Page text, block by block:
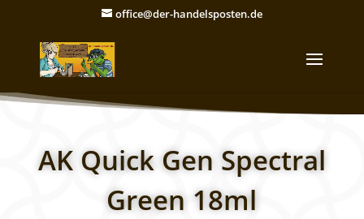
office@der-handelsposten.de
AK Quick Gen Spectral
Green 18ml